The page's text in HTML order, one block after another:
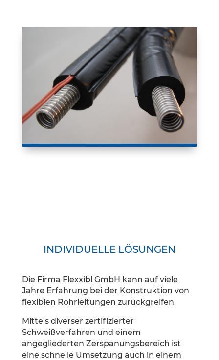
INDIVIDUELLE LÖSUNGEN
Die Firma Flexxibl GmbH kann auf viele
Jahre Erfahrung bei der Konstruktion von
flexiblen Rohrleitungen zurückgreifen.
Mittels diverser zertifizierter
Schweißverfahren und einem
angegliederten Zerspanungsbereich ist
eine schnelle Umsetzung auch in einem